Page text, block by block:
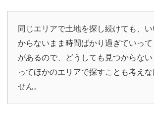
同じエリアで土地を探し続けても、
からないまま時間ばかり過ぎていっ
があるので、どうしても見つからな
ってほかのエリアで探すことも考えな
せん。